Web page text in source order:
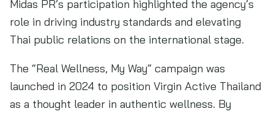
Midas PR’s participation highlighted the agency’s
role in driving industry standards and elevating
Thai public relations on the international stage.
The “Real Wellness, My Way” campaign was
launched in 2024 to position Virgin Active Thailand
as a thought leader in authentic wellness. By